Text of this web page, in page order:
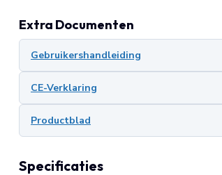
Extra Documenten
Gebruikershandleiding
CE-Verklaring
Productblad
Specificaties